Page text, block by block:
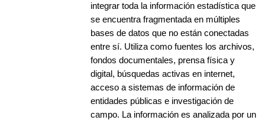
integrar toda la información estadística que
se encuentra fragmentada en múltiples
bases de datos que no están conectadas
entre sí. Utiliza como fuentes los archivos,
fondos documentales, prensa física y
digital, búsquedas activas en internet,
acceso a sistemas de información de
entidades públicas e investigación de
campo. La información es analizada por un